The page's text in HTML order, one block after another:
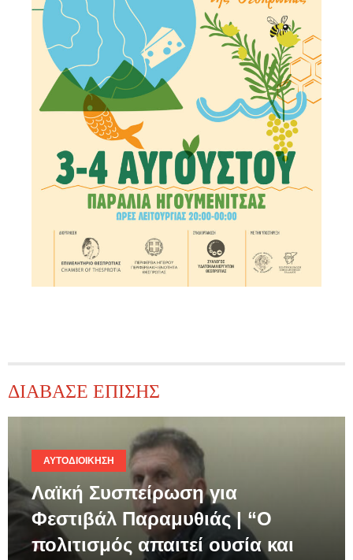
ΔΙΑΒΑΣΕ ΕΠΙΣΗΣ
ΑΥΤΟΔΙΟΊΚΗΣΗ
Λαϊκή Συσπείρωση για
Φεστιβάλ Παραμυθιάς | “Ο
πολιτισμός απαιτεί ουσία και